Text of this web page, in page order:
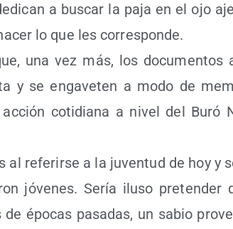
a bus­car la paja en el ojo
lo que les corresponde.
una vez más, los docu­men­tos
y se enga­ve­ten a modo de
coti­dia­na a nivel del Buró
al refe­rir­se a la juven­tud de hoy y
jóve­nes. Sería ilu­so pre­ten­der
épo­cas pasa­das, un sabio